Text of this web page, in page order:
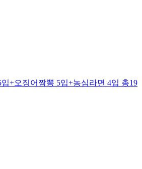
+오징어짬뽕 5입+농심라면 4입 총19